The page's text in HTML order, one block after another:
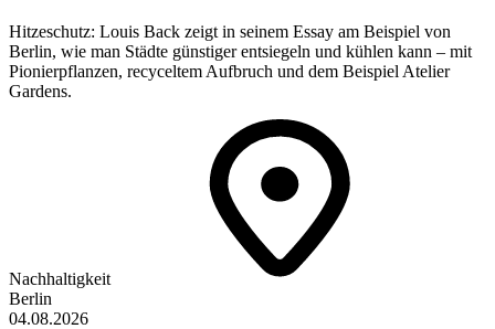
Hitzeschutz: Louis Back zeigt in seinem Essay am Beispiel von
Berlin, wie man Städte günstiger entsiegeln und kühlen kann – mit
Pionierpflanzen, recyceltem Aufbruch und dem Beispiel Atelier
Gardens.
Nachhaltigkeit
Berlin
04.08.2026